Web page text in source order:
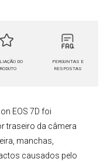
DO
PERGUNTAS E
RESPOSTAS
EOS 7D foi
traseiro da câmera
manchas,
causados pelo